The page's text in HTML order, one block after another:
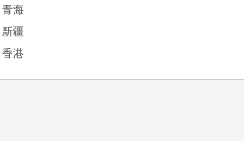
青海
新疆
香港